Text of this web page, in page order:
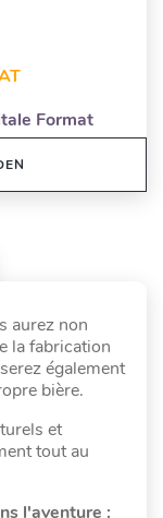
Format
aurez non
la fabrication
également
bière.
et
tout au
l'aventure :